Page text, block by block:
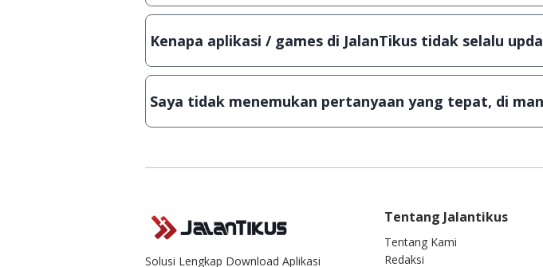
Tentu saja bisa. Silahkan kirim email keinfo@jalantikus.com
Kenapa aplikasi / games di JalanTikus tidak selalu
Demi menjaga kualitas aplikasi dan games yang ada di
Saya tidak menemukan pertanyaan yang tepat, di
Kami dengan senang hati menjawab setiap pertanyaan yang
Solusi Lengkap Download Aplikasi
Tentang Jalantikus
Tentang Kami
Redaksi